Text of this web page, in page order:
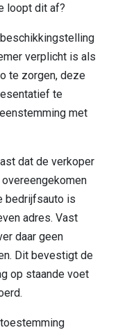
loopt dit af?
verplicht is als
te zorgen, deze
te
met
dat de verkoper
bedrijfsauto is
adres. Vast
daar geen
Dit bevestigt de
op staande voet